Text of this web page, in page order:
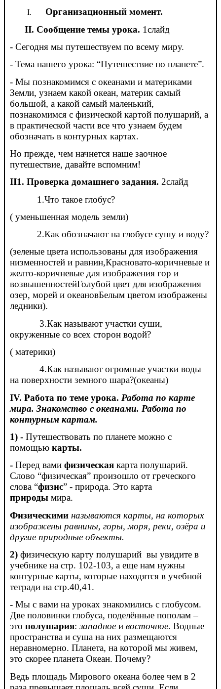
Организационный момент.
II. Сообщение темы урока. 1слайд
- Сегодня мы путешествуем по всему миру.
- Тема нашего урока: “Путешествие по планете”.
- Мы познакомимся с океанами и материками
Земли, узнаем какой океан, материк самый
большой, а какой самый маленький,
познакомимся с физической картой полушарий, а
в практической части все что узнаем будем
обозначать в контурных картах.
Но прежде, чем начнется наше заочное
путешествие, давайте вспомним!
II1. Проверка домашнего задания. 2слайд
1.Что такое глобус?
( уменьшенная модель земли)
2.Как обозначают на глобусе сушу и воду?
(зеленые цвета использованы для изображения
низменностей и равнин,Красновато-коричневые и
желто-коричневые для изображения гор и
возвышенностейГолубой цвет для изображения
озер, морей и океановБелым цветом изображены
ледники).
3.Как называют участки суши,
окруженные со всех сторон водой?
( материки)
4.Как называют огромные участки воды
на поверхности земного шара?(океаны)
IV. Работа по теме урока. Работа по карте
мира. Знакомство с океанами. Работа по
контурным картам.
1) - Путешествовать по планете можно с
помощью карты.
- Перед вами физическая карта полушарий.
Слово “физическая” произошло от греческого
слова “физис” - природа. Это карта
природы мира.
Физическими называются карты, на которых
изображены равнины, горы, моря, реки, озёра и
другие природные объекты.
2) физическую карту полушарий вы увидите в
учебнике на стр. 102-103, а еще нам нужны
контурные карты, которые находятся в учебной
тетради на стр.40,41.
- Мы с вами на уроках знакомились с глобусом.
Две половинки глобуса, поделённые пополам –
это полушария:западное и восточное. Водные
пространства и суша на них размещаются
неравномерно. Планета, на которой мы живем,
это скорее планета Океан. Почему?
Ведь площадь Мирового океана более чем в 2